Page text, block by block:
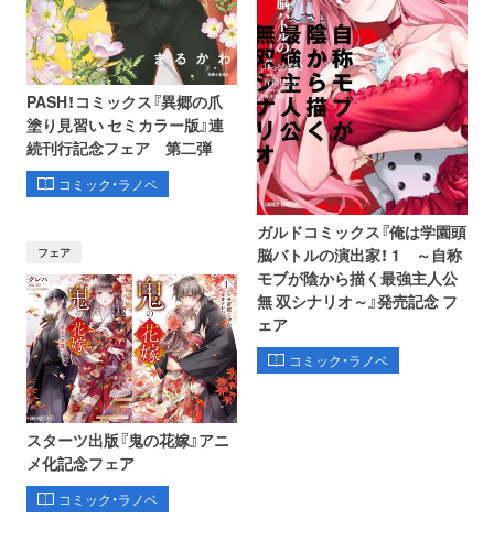
PASH！コミックス『異郷の爪
塗り見習い セミカラー版』連
続刊行記念フェア 第二弾
コミック・ラノベ
フェア
スターツ出版『鬼の花嫁』アニ
メ化記念フェア
コミック・ラノベ
ガルドコミックス『俺は学園頭
脳バトルの演出家！ 1 ～自称
モブが陰から描く最強主人公
無 双シナリオ～』発売記念 フ
ェア
コミック・ラノベ